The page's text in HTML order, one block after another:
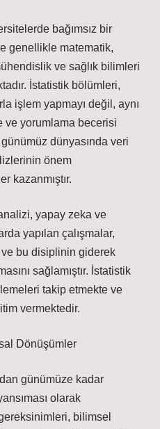
bağımsız bir
genellikle matematik,
ve sağlık bilimleri
İstatistik bölümleri,
işlem yapmayı değil, aynı
ve yorumlama becerisi
dünyasında veri
önem
kazanmıştır.
yapay zeka ve
yapılan çalışmalar,
ve bu disiplinin giderek
sağlamıştır. İstatistik
takip etmekte ve
vermektedir.
Dönüşümler
günümüze kadar
olarak
bilimsel